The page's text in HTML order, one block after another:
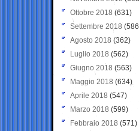
Ottobre 2018 (631)
Settembre 2018
Agosto 2018 (362)
Luglio 2018 (562)
Giugno 2018 (563)
Maggio 2018 (634)
Aprile 2018 (547)
Marzo 2018 (599)
Febbraio 2018 (571)